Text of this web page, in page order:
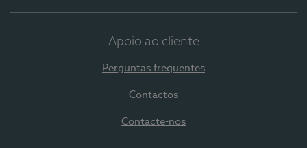
Apoio ao cliente
Perguntas frequentes
Contactos
Contacte-nos